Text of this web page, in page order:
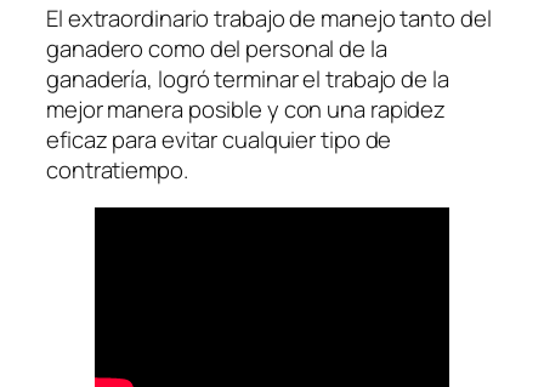
El extraordinario trabajo de manejo tanto del
ganadero como del personal de la
ganadería, logró terminar el trabajo de la
mejor manera posible y con una rapidez
eficaz para evitar cualquier tipo de
contratiempo.